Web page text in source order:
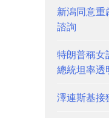
新潟同意
諮詢
特朗普稱女
總統坦率透
澤連斯基接